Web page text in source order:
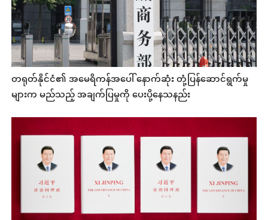
တရုတ်နိုင်ငံ၏ အမေရိကန်အပေါ် နောက်ဆုံး တုံ့ပြန်ဆောင်ရွက်မှု
များက မည်သည့် အချက်ပြမှုကို ပေးပို့နေသနည်း